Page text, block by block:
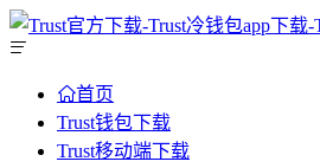
首页
Trust钱包下载
Trust移动端下载